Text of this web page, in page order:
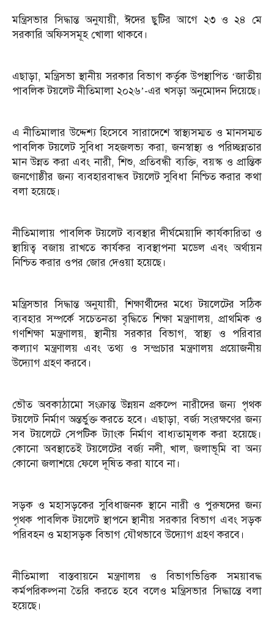
মন্ত্রিসভার সিদ্ধান্ত অনুযায়ী, ঈদের ছুটির আগে ২৩ ও ২৪ মে
সরকারি অফিসসমূহ খোলা থাকবে।
এছাড়া, মন্ত্রিসভা স্থানীয় সরকার বিভাগ কর্তৃক উপস্থাপিত ‘জাতীয়
পাবলিক টয়লেট নীতিমালা ২০২৬’-এর খসড়া অনুমোদন দিয়েছে।
এ নীতিমালার উদ্দেশ্য হিসেবে সারাদেশে স্বাস্থ্যসম্মত ও মানসম্মত
পাবলিক টয়লেট সুবিধা সহজলভ্য করা, জনস্বাস্থ্য ও পরিচ্ছন্নতার
মান উন্নত করা এবং নারী, শিশু, প্রতিবন্ধী ব্যক্তি, বয়স্ক ও প্রান্তিক
জনগোষ্ঠীর জন্য ব্যবহারবান্ধব টয়লেট সুবিধা নিশ্চিত করার কথা
বলা হয়েছে।
নীতিমালায় পাবলিক টয়লেট ব্যবস্থার দীর্ঘমেয়াদি কার্যকারিতা ও
স্থায়িত্ব বজায় রাখতে কার্যকর ব্যবস্থাপনা মডেল এবং অর্থায়ন
নিশ্চিত করার ওপর জোর দেওয়া হয়েছে।
মন্ত্রিসভার সিদ্ধান্ত অনুযায়ী, শিক্ষার্থীদের মধ্যে টয়লেটের সঠিক
ব্যবহার সম্পর্কে সচেতনতা বৃদ্ধিতে শিক্ষা মন্ত্রণালয়, প্রাথমিক ও
গণশিক্ষা মন্ত্রণালয়, স্থানীয় সরকার বিভাগ, স্বাস্থ্য ও পরিবার
কল্যাণ মন্ত্রণালয় এবং তথ্য ও সম্প্রচার মন্ত্রণালয় প্রয়োজনীয়
উদ্যোগ গ্রহণ করবে।
ভৌত অবকাঠামো সংক্রান্ত উন্নয়ন প্রকল্পে নারীদের জন্য পৃথক
টয়লেট নির্মাণ অন্তর্ভুক্ত করতে হবে। এছাড়া, বর্জ্য সংরক্ষণের জন্য
সব টয়লেটে সেপটিক ট্যাংক নির্মাণ বাধ্যতামূলক করা হয়েছে।
কোনো অবস্থাতেই টয়লেটের বর্জ্য নদী, খাল, জলাভূমি বা অন্য
কোনো জলাশয়ে ফেলে দূষিত করা যাবে না।
সড়ক ও মহাসড়কের সুবিধাজনক স্থানে নারী ও পুরুষদের জন্য
পৃথক পাবলিক টয়লেট স্থাপনে স্থানীয় সরকার বিভাগ এবং সড়ক
পরিবহন ও মহাসড়ক বিভাগ যৌথভাবে উদ্যোগ গ্রহণ করবে।
নীতিমালা বাস্তবায়নে মন্ত্রণালয় ও বিভাগভিত্তিক সময়াবদ্ধ
কর্মপরিকল্পনা তৈরি করতে হবে বলেও মন্ত্রিসভার সিদ্ধান্তে বলা
হয়েছে।